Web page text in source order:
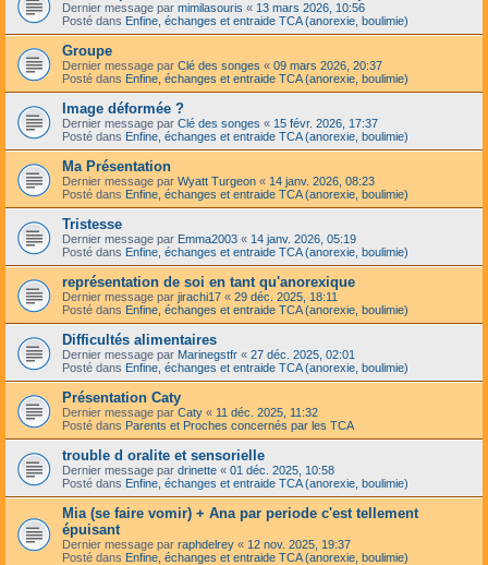
Dernier message par mimilasouris « 13 mars 2026, 10:56
Posté dans Enfine, échanges et entraide TCA (anorexie, boulimie)
Groupe
Dernier message par Clé des songes « 09 mars 2026, 20:37
Posté dans Enfine, échanges et entraide TCA (anorexie, boulimie)
Image déformée ?
Dernier message par Clé des songes « 15 févr. 2026, 17:37
Posté dans Enfine, échanges et entraide TCA (anorexie, boulimie)
Ma Présentation
Dernier message par Wyatt Turgeon « 14 janv. 2026, 08:23
Posté dans Enfine, échanges et entraide TCA (anorexie, boulimie)
Tristesse
Dernier message par Emma2003 « 14 janv. 2026, 05:19
Posté dans Enfine, échanges et entraide TCA (anorexie, boulimie)
représentation de soi en tant qu'anorexique
Dernier message par jirachi17 « 29 déc. 2025, 18:11
Posté dans Enfine, échanges et entraide TCA (anorexie, boulimie)
Difficultés alimentaires
Dernier message par Marinegstfr « 27 déc. 2025, 02:01
Posté dans Enfine, échanges et entraide TCA (anorexie, boulimie)
Présentation Caty
Dernier message par Caty « 11 déc. 2025, 11:32
Posté dans Parents et Proches concernés par les TCA
trouble d oralite et sensorielle
Dernier message par drinette « 01 déc. 2025, 10:58
Posté dans Enfine, échanges et entraide TCA (anorexie, boulimie)
Mia (se faire vomir) + Ana par periode c'est tellement
épuisant
Dernier message par raphdelrey « 12 nov. 2025, 19:37
Posté dans Enfine, échanges et entraide TCA (anorexie, boulimie)